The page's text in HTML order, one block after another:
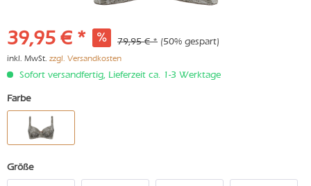
39,95 € * 79,95 € * (50% gespart)
inkl. MwSt. zzgl. Versandkosten
Sofort versandfertig, Lieferzeit ca. 1-3 Werktage
Farbe
Größe